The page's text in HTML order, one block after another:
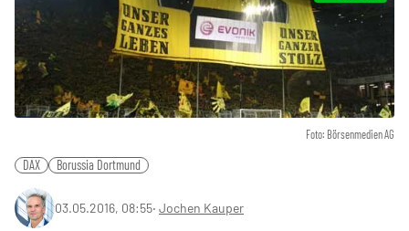
Foto: Börsenmedien AG
DAX Borussia Dortmund
03.05.2016, 08:55‧ Jochen Kauper